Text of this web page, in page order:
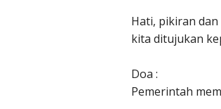
Hati, pikiran
kita ditujukan
Doa :
Pemerintah